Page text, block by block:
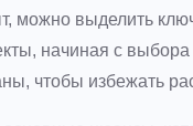
можно выделить
начиная с
чтобы избежать